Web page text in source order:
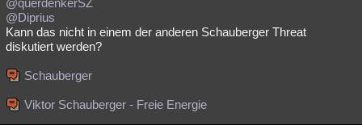
@querdenkerSZ
@Diprius
Kann das nicht in einem der anderen Schauberger Threat
diskutiert werden?
Schauberger
Viktor Schauberger - Freie Energie